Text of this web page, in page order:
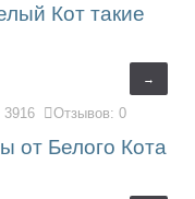
Кот такие
→
3916 Отзывов: 0
от Белого Кота